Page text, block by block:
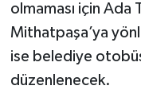
olmaması için Ada
Mithatpaşa’ya
ise belediye
düzenlenecek.